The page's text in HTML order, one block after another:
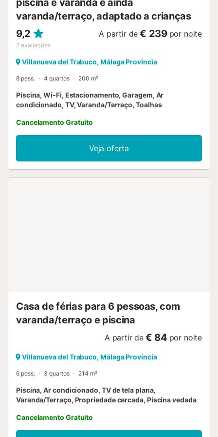
piscina e varanda e ainda
varanda/terraço, adaptado a crianças
9,2
2 avaliações
A partir de € 239 por noite
Villanueva del Trabuco, Málaga Provincia
8 pess. 4 quartos 200 m²
Piscina, Wi-Fi, Estacionamento, Garagem, Ar
condicionado, TV, Varanda/Terraço, Toalhas
Cancelamento Gratuito
Veja oferta
Casa de férias para 6 pessoas, com
varanda/terraço e piscina
A partir de € 84 por noite
Villanueva del Trabuco, Málaga Provincia
6 pess. 3 quartos 214 m²
Piscina, Ar condicionado, TV de tela plana,
Varanda/Terraço, Propriedade cercada, Piscina vedada
Cancelamento Gratuito